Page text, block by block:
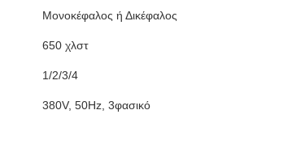
Μονοκέφαλος ή Δικέφαλος
650 χλστ
1/2/3/4
380V, 50Hz, 3φασικό